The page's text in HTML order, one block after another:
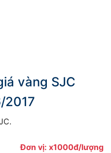
vàng SJC
2017
Đơn vị: x1000đ/lượng